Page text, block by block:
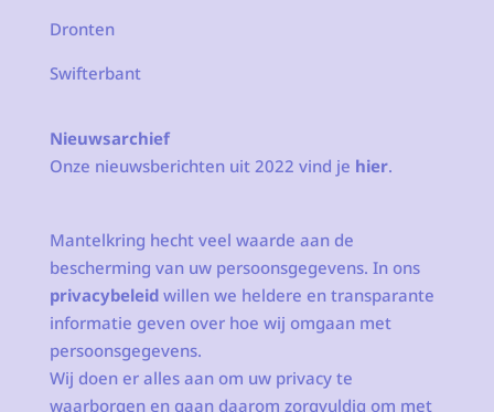
Dronten
Swifterbant
Nieuwsarchief
Onze nieuwsberichten uit 2022 vind je hier.
Mantelkring hecht veel waarde aan de
bescherming van uw persoonsgegevens. In ons
privacybeleidwillen we heldere en transparante
informatie geven over hoe wij omgaan met
persoonsgegevens.
Wij doen er alles aan om uw privacy te
waarborgen en gaan daarom zorgvuldig om met